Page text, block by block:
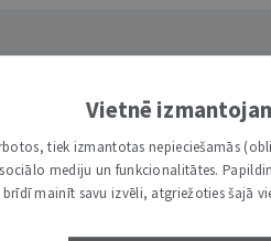
Vietnē
tiek izmantotas nepieciešamās
mediju un funkcionalitātes.
brīdī mainīt savu izvēli, atgriežoties šajā